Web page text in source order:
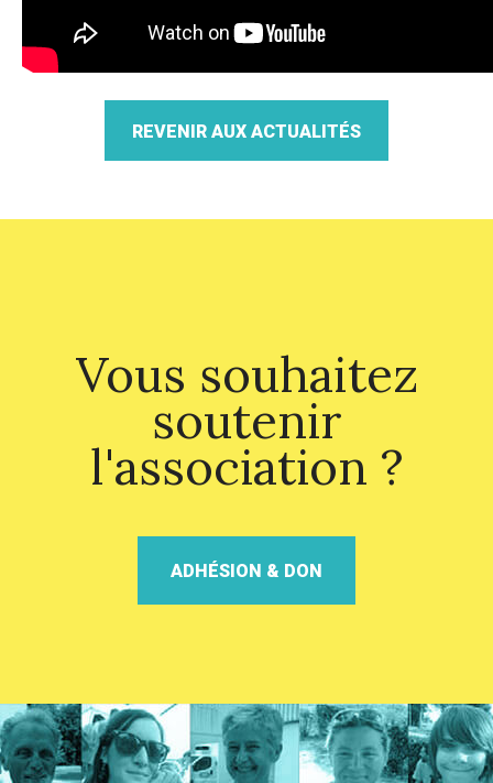
REVENIR AUX ACTUALITÉS
Vous souhaitez
soutenir
l'association ?
ADHÉSION & DON